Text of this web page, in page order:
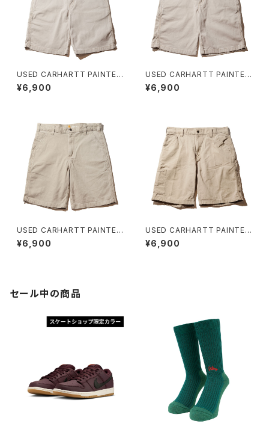
USED CARHARTT PAINTER
SHORT F ユーズド カーハート
ワークショーツ
¥6,900
USED CARHARTT PAINTER
SHORT E ユーズド カーハート
ワークショーツ
¥6,900
USED CARHARTT PAINTER
SHORT D ユーズド カーハート
ワークショーツ
¥6,900
USED CARHARTT PAINTER
SHORT C ユーズド カーハート
ワークショーツ
¥6,900
セール中の商品